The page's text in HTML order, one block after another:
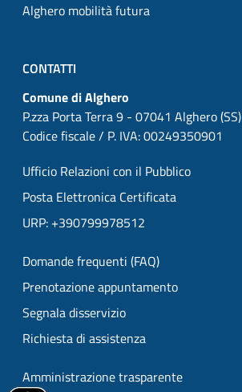
Alghero mobilità futura
CONTATTI
Comune di Alghero
P.zza Porta Terra 9 - 07041 Alghero (SS)
Codice fiscale / P. IVA: 00249350901
Ufficio Relazioni con il Pubblico
Posta Elettronica Certificata
URP: +390799978512
Domande frequenti (FAQ)
Prenotazione appuntamento
Segnala disservizio
Richiesta di assistenza
Amministrazione trasparente